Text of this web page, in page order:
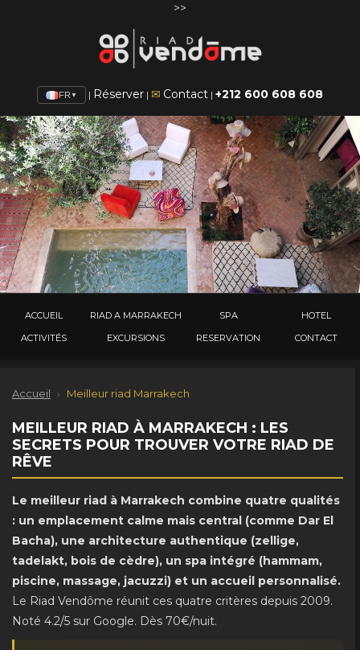
>>
FR ▼ | Réserver | ✉ Contact | +212 600 608 608
ACCUEIL RIAD A MARRAKECH SPA
HOTEL
ACTIVITÉS
EXCURSIONS RESERVATION CONTACT
Accueil › Meilleur riad Marrakech
MEILLEUR RIAD À MARRAKECH : LES
SECRETS POUR TROUVER VOTRE RIAD DE
RÊVE
Le meilleur riad à Marrakech combine quatre qualités
: un emplacement calme mais central (comme Dar El
Bacha), une architecture authentique (zellige,
tadelakt, bois de cèdre), un spa intégré (hammam,
piscine, massage, jacuzzi) et un accueil personnalisé.
Le Riad Vendôme réunit ces quatre critères depuis 2009.
Noté 4.2/5 sur Google. Dès 70€/nuit.